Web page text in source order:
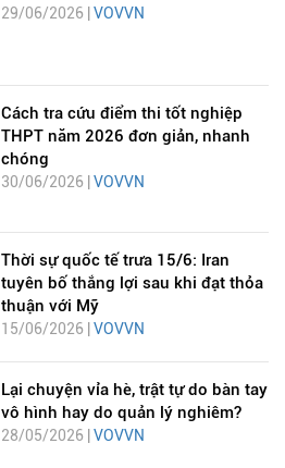
29/06/2026 | VOVVN
Cách tra cứu điểm thi tốt nghiệp
THPT năm 2026 đơn giản, nhanh
chóng
30/06/2026 | VOVVN
Thời sự quốc tế trưa 15/6: Iran
tuyên bố thắng lợi sau khi đạt thỏa
thuận với Mỹ
15/06/2026 | VOVVN
Lại chuyện vỉa hè, trật tự do bàn tay
vô hình hay do quản lý nghiêm?
28/05/2026 | VOVVN